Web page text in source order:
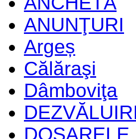
ANUNŢURI
Argeș
Călăraşi
Dâmboviţa